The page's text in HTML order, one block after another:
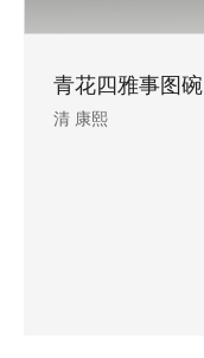
青花四雅事图碗
清 康熙